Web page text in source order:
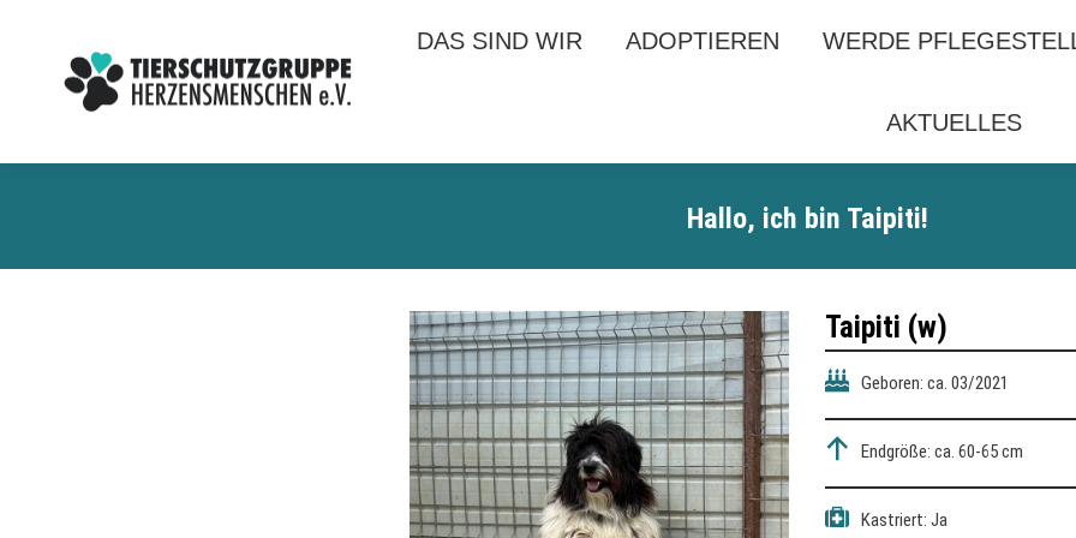
DAS SIND WIR ADOPTIEREN WERDE
AKTUELLES
Hallo, ich bin Taipiti!
Taipiti (w)
Geboren: ca. 03/2021
Endgröße: ca. 60-65 cm
Kastriert: Ja
DAS SIND WIR ADOPTIEREN WERDE
AKTUELLES